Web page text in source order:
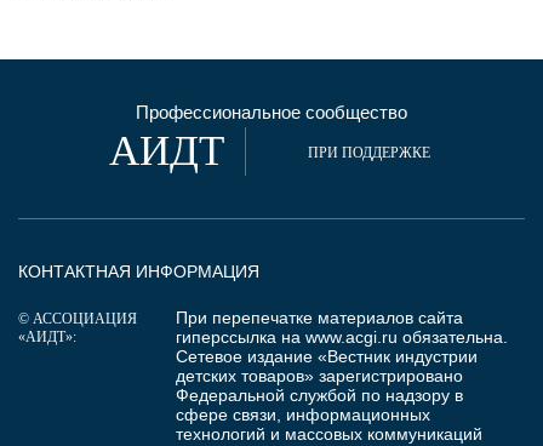
Профессиональное сообщество
АИДТ ПРИ ПОДДЕРЖКЕ
КОНТАКТНАЯ ИНФОРМАЦИЯ
© АССОЦИАЦИЯ
«АИДТ»:
При перепечатке материалов сайта
гиперссылка на www.acgi.ru обязательна.
Сетевое издание «Вестник индустрии
детских товаров» зарегистрировано
Федеральной службой по надзору в
сфере связи, информационных
технологий и массовых коммуникаций